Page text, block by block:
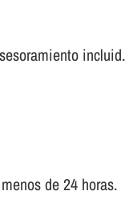
incluid.
de 24 horas.